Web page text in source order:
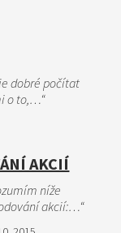
dobré počítat
o to,…“
AKCIÍ
níže
akcií:…“